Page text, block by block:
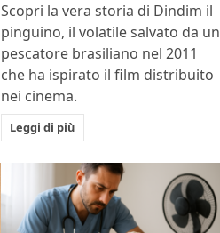
Scopri la vera storia di Dindim il
pinguino, il volatile salvato da un
pescatore brasiliano nel 2011
che ha ispirato il film distribuito
nei cinema.
Leggi di più